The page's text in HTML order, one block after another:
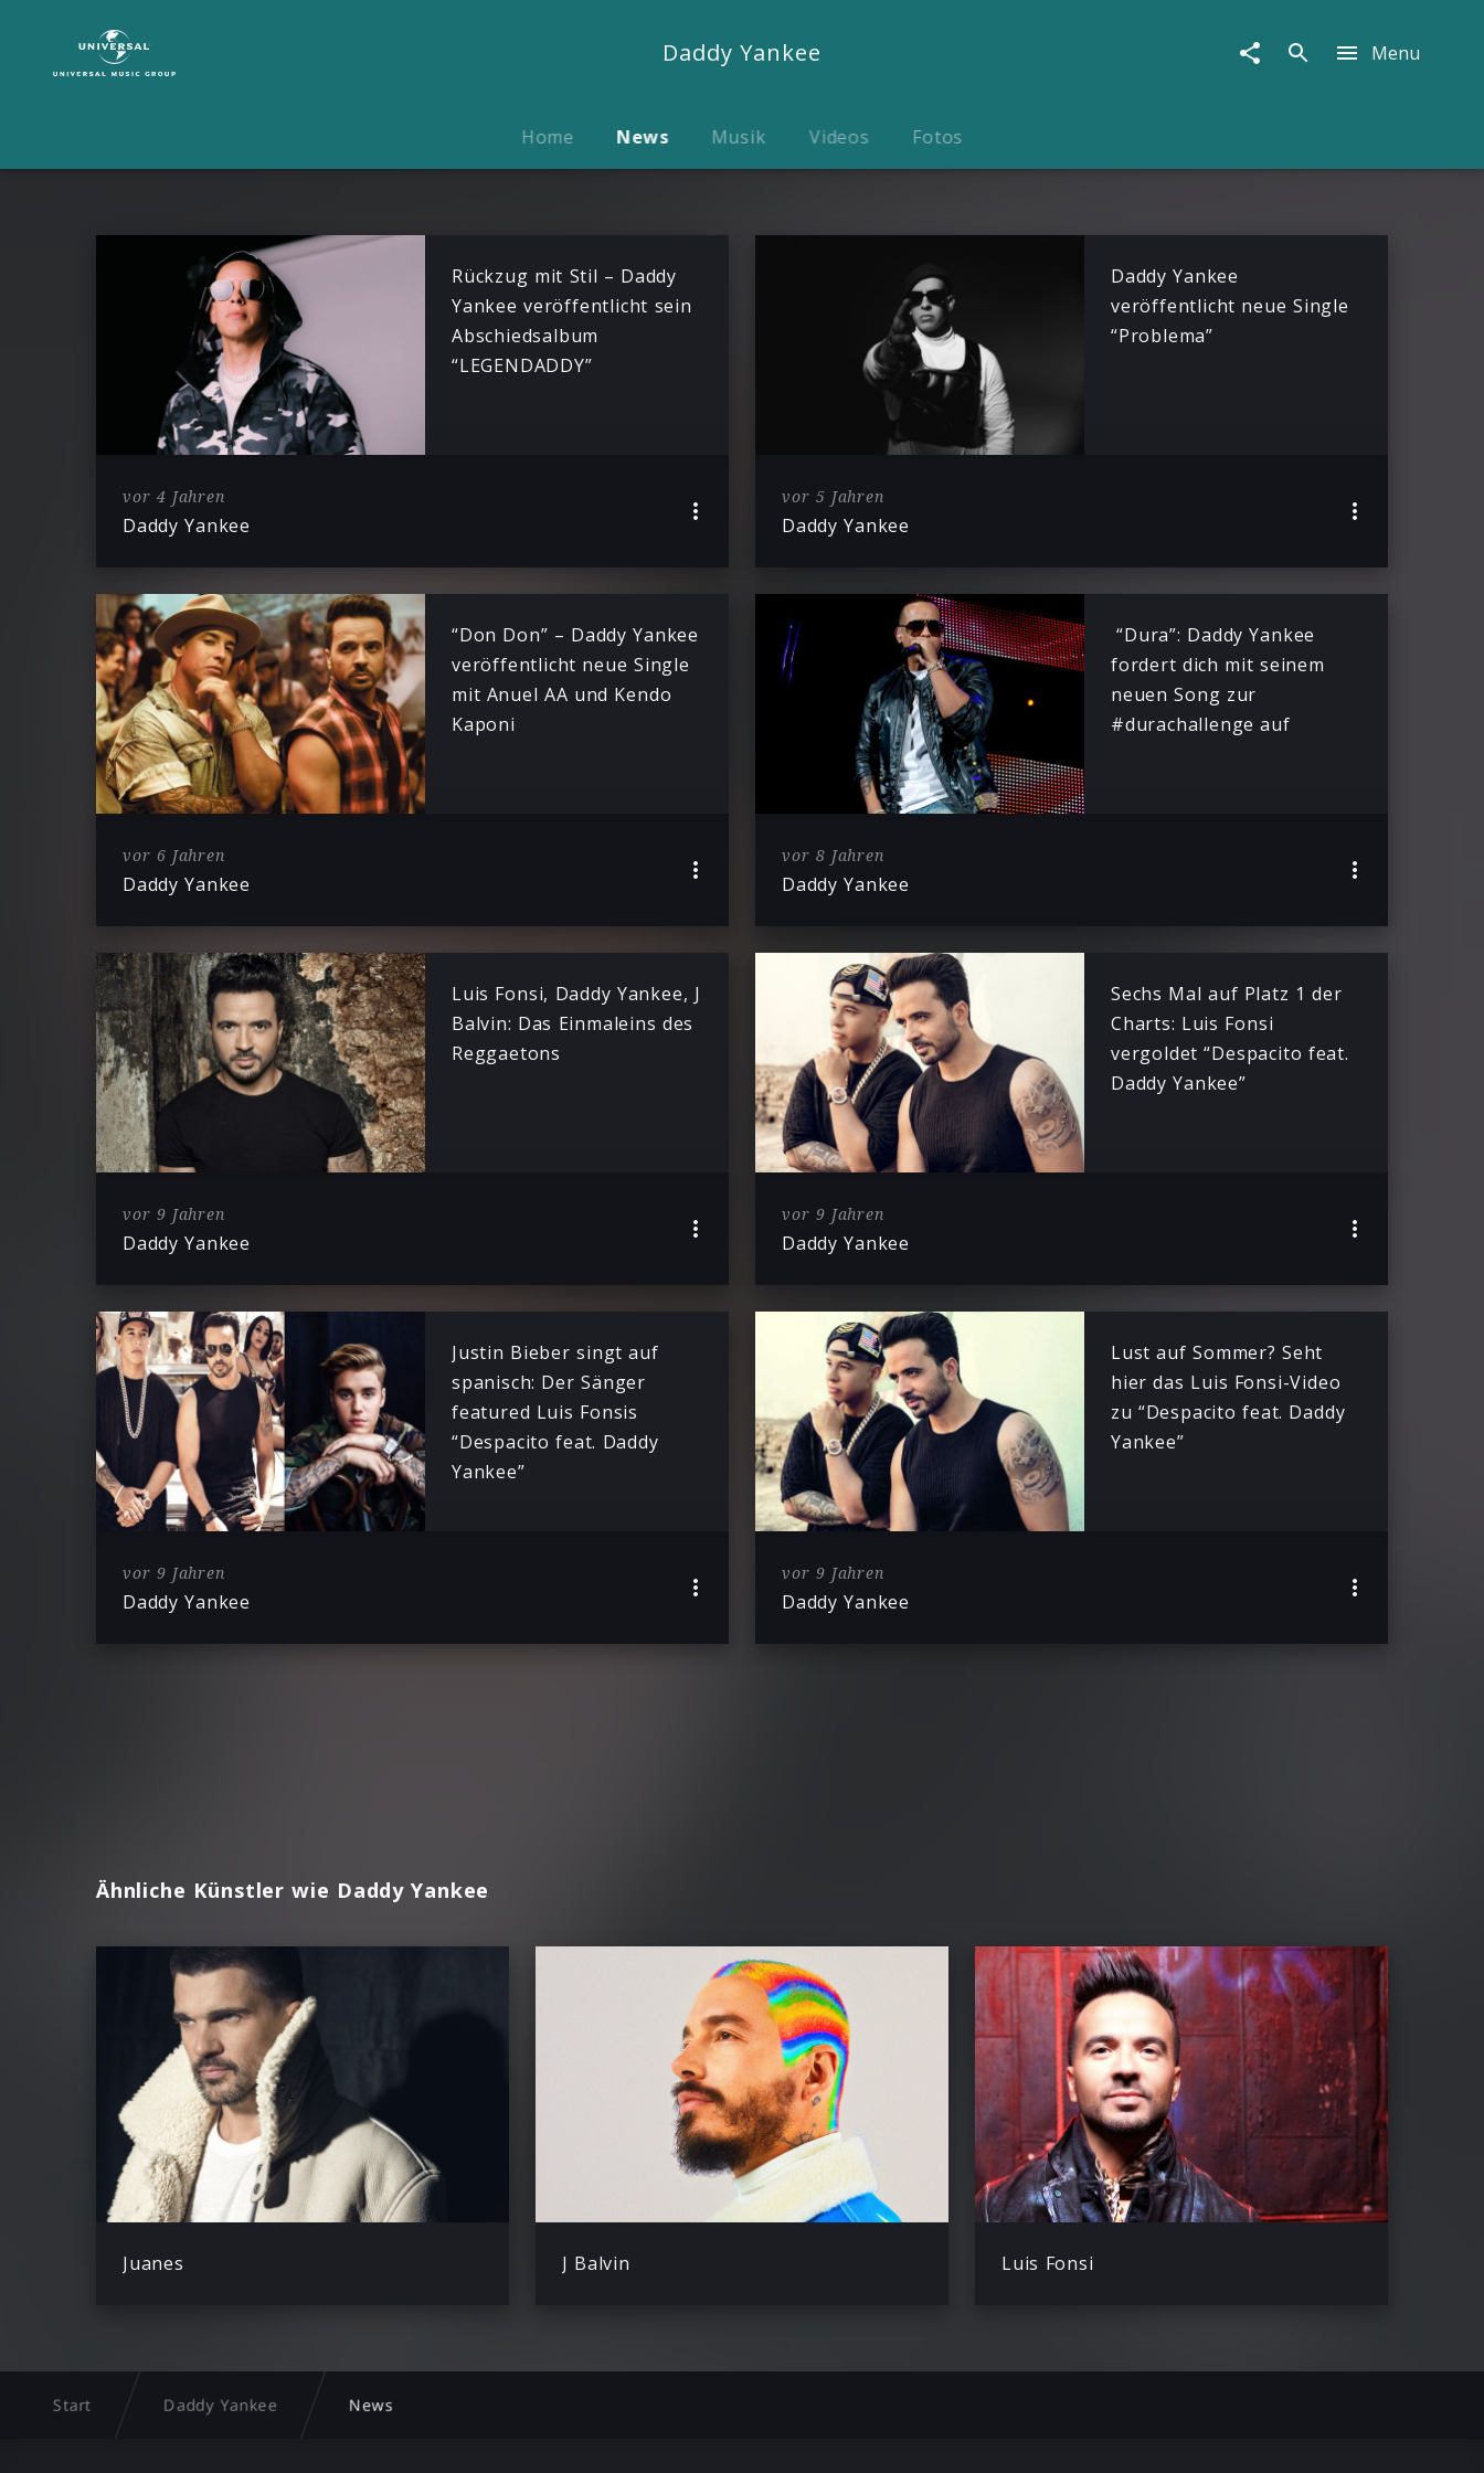
Daddy Yankee Menu
Home News Musik Videos Fotos
Rückzug mit Stil – Daddy
Yankee veröffentlicht sein
Abschiedsalbum
“LEGENDADDY”
vor 4 Jahren
Daddy Yankee
Daddy Yankee
veröffentlicht neue Single
“Problema”
vor 5 Jahren
Daddy Yankee
“Don Don” – Daddy Yankee
veröffentlicht neue Single
mit Anuel AA und Kendo
Kaponi
vor 6 Jahren
Daddy Yankee
“Dura”: Daddy Yankee
fordert dich mit seinem
neuen Song zur
#durachallenge auf
vor 8 Jahren
Daddy Yankee
Luis Fonsi, Daddy Yankee, J
Balvin: Das Einmaleins des
Reggaetons
vor 9 Jahren
Daddy Yankee
Sechs Mal auf Platz 1 der
Charts: Luis Fonsi
vergoldet “Despacito feat.
Daddy Yankee”
vor 9 Jahren
Daddy Yankee
Justin Bieber singt auf
spanisch: Der Sänger
featured Luis Fonsis
“Despacito feat. Daddy
Yankee”
vor 9 Jahren
Daddy Yankee
Lust auf Sommer? Seht
hier das Luis Fonsi-Video
zu “Despacito feat. Daddy
Yankee”
vor 9 Jahren
Daddy Yankee
Ähnliche Künstler wie Daddy Yankee
Juanes J Balvin Luis Fonsi
Start Daddy Yankee News